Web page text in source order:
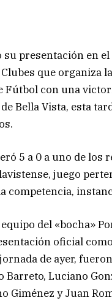
su presentación en
que organiza
Fútbol con una
Bella Vista, esta
5 a 0 a uno de los
juego
competencia,
del «bocha»
oficial
de ayer,
Barreto, Luciano
Giménez y Juan